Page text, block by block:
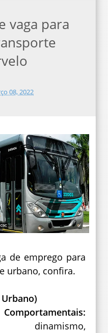
vaga para
08, 2022
de emprego para
urbano, confira.